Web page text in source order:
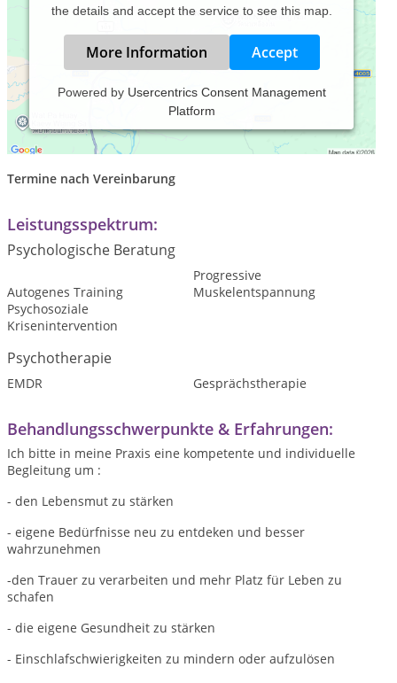
the details and accept the service to see this map.
More Information Accept
Powered by Usercentrics Consent Management
Platform
Praxiszeiten:
Termine nach Vereinbarung
Leistungsspektrum:
Psychologische Beratung
Autogenes Training
Progressive
Muskelentspannung
Psychosoziale
Krisenintervention
Psychotherapie
EMDR Gesprächstherapie
Behandlungsschwerpunkte & Erfahrungen:
Ich bitte in meine Praxis eine kompetente und individuelle
Begleitung um :
- den Lebensmut zu stärken
- eigene Bedürfnisse neu zu entdeken und besser
wahrzunehmen
-den Trauer zu verarbeiten und mehr Platz für Leben zu
schafen
- die eigene Gesundheit zu stärken
- Einschlafschwierigkeiten zu mindern oder aufzulösen